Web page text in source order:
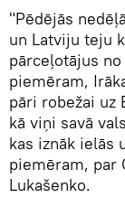
"Pēdējās
un Latviju teju
pārceļotājus
piemēram,
pāri robežai uz
kā viņi savā
kas iznāk ielās
piemēram, par
Lukašenko.